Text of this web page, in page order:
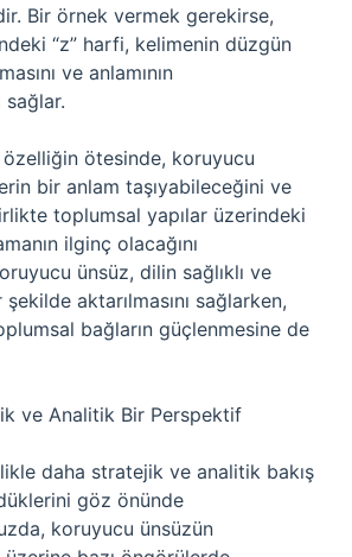
Bir örnek vermek gerekirse,
“z” harfi, kelimenin düzgün
ve anlamının
sağlar.
ötesinde, koruyucu
bir anlam taşıyabileceğini ve
toplumsal yapılar üzerindeki
ilginç olacağını
ünsüz, dilin sağlıklı ve
aktarılmasını sağlarken,
bağların güçlenmesine de
ve Analitik Bir Perspektif
daha stratejik ve analitik bakış
göz önünde
koruyucu ünsüzün